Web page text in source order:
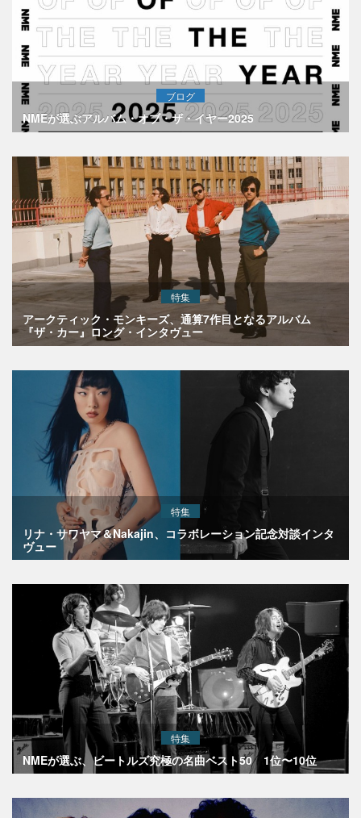
ブログ
NMEが選ぶアルバム・オブ・ザ・イヤー2025
特集
アークティック・モンキーズ、通算7作目となるアルバム
『ザ・カー』ロング・インタヴュー
特集
リナ・サワヤマ＆Nakajin、コラボレーション記念対談インタ
ヴュー
特集
NMEが選ぶ、ビートルズ究極の名曲ベスト50 1位〜10位